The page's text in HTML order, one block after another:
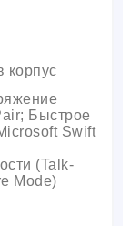
корпус
Быстрое
Swift
(Talk-
Mode)